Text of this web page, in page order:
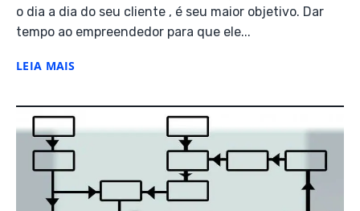
o dia a dia do seu cliente , é seu maior objetivo. Dar
tempo ao empreendedor para que ele...
LEIA MAIS